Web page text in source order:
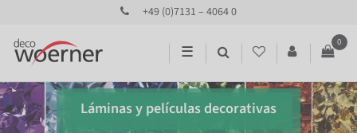
+49 (0)7131 – 4064 0
☰
0
Láminas y películas decorativas